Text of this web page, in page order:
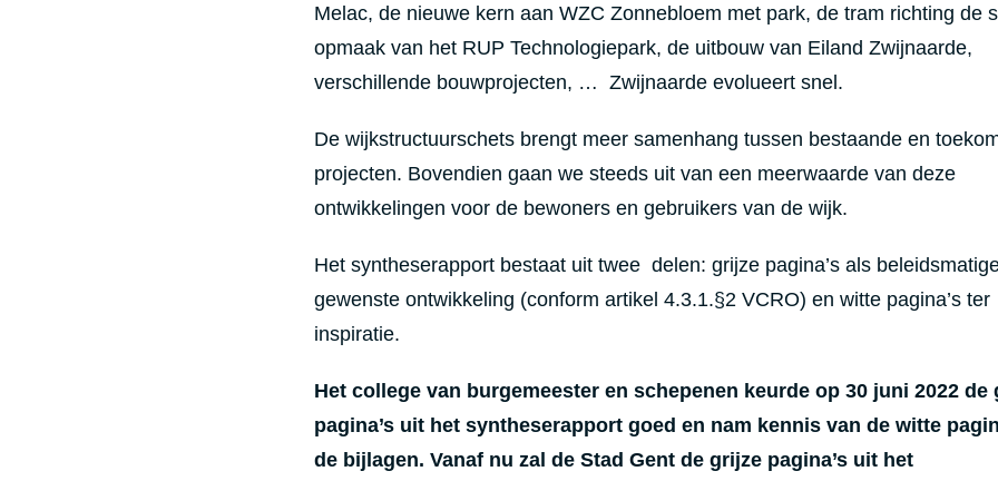
Melac, de nieuwe kern aan WZC Zonnebloem met park, de tram richting de
opmaak van het RUP Technologiepark, de uitbouw van Eiland Zwijnaarde,
verschillende bouwprojecten, … Zwijnaarde evolueert snel.
De wijkstructuurschets brengt meer samenhang tussen bestaande en
projecten. Bovendien gaan we steeds uit van een meerwaarde van deze
ontwikkelingen voor de bewoners en gebruikers van de wijk.
Het syntheserapport bestaat uit twee delen: grijze pagina’s als
gewenste ontwikkeling (conform artikel 4.3.1.§2 VCRO) en witte pagina’s ter
inspiratie.
Het college van burgemeester en schepenen keurde op 30 juni 2022 de
pagina’s uit het syntheserapport goed en nam kennis van de witte
de bijlagen. Vanaf nu zal de Stad Gent de grijze pagina’s uit het